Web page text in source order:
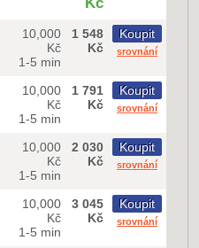
10,000
Kč
1-5 min
1 548
Kč
Koupit
srovnání
10,000
Kč
1-5 min
1 791
Kč
Koupit
srovnání
10,000
Kč
1-5 min
2 030
Kč
Koupit
srovnání
10,000
Kč
1-5 min
3 045
Kč
Koupit
srovnání